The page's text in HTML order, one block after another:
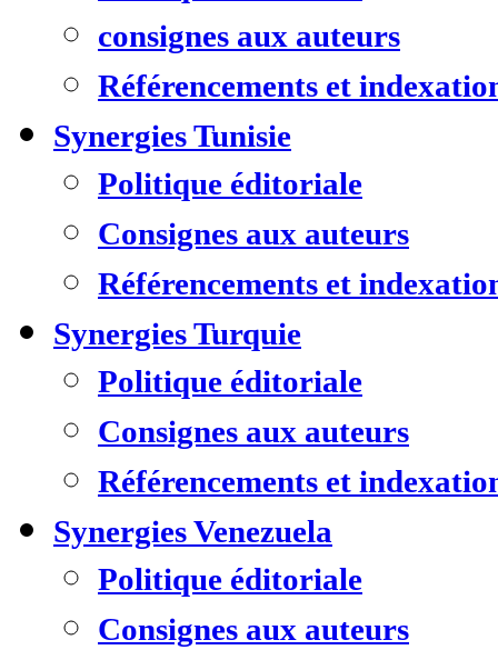
consignes aux auteurs
Référencements et
Synergies Tunisie
Politique éditoriale
Consignes aux auteurs
Référencements et
Synergies Turquie
Politique éditoriale
Consignes aux auteurs
Référencements et
Synergies Venezuela
Politique éditoriale
Consignes aux auteurs